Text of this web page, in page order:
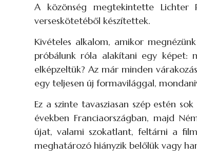
A közönség megtekintette Lichter
verseskötetéből készítettek.
Kivételes alkalom, amikor
próbálunk róla alakítani egy képet:
elképzeltük? Az már minden
egy teljesen új formavilággal,
Ez a szinte tavasziasan szép estén
években Franciaországban, majd
újat, valami szokatlant, feltárni a
meghatározó hiányzik belőlük vagy